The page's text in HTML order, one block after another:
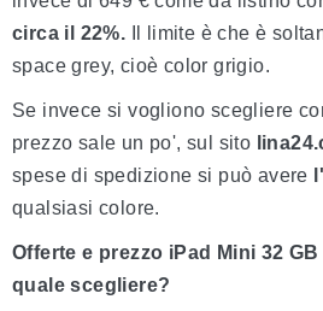
circa il 22%. Il limite è che è
space grey, cioè color grigio.
Se invece si vogliono scegliere
prezzo sale un po', sul sito
spese di spedizione si può avere
qualsiasi colore.
Offerte e prezzo iPad Mini 32
quale scegliere?